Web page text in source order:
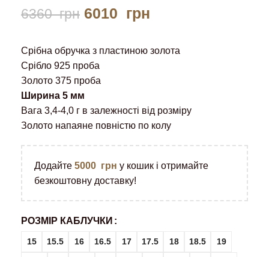
6360грн 6010 грн
Срібна обручка з пластиною золота
Срібло 925 проба
Золото 375 проба
Ширина 5 мм
Вага 3,4-4,0 г в залежності від розміру
Золото напаяне повністю по колу
Додайте 5000 грн у кошик і отримайте
безкоштовну доставку!
РОЗМІР КАБЛУЧКИ
15 15.5 16 16.5 17 17.5 18 18.5 19